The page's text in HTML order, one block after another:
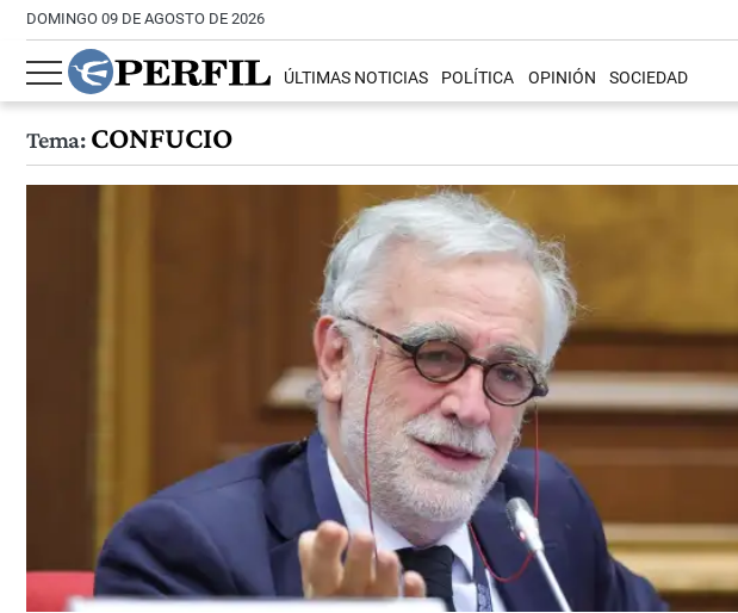
DOMINGO 09 DE AGOSTO DE 2026
ÚLTIMAS NOTICIAS POLÍTICA OPINIÓN SOCIEDAD
Tema:CONFUCIO